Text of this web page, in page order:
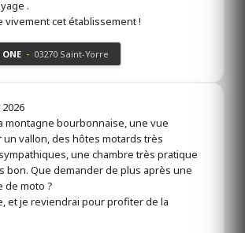
les infos
.
vivement cet établissement !
- 03270 Saint-Yorre
2026
montagne bourbonnaise, une vue
vallon, des hôtes motards très
une chambre très pratique
bon. Que demander de plus après une
de moto ?
et je reviendrai pour profiter de la